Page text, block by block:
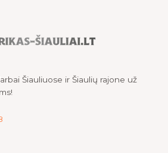
Šiauliuose ir Šiaulių rajone už